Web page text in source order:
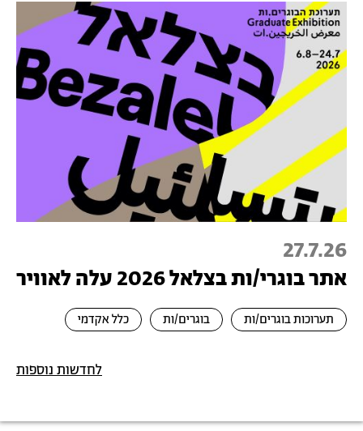
27.7.26
אתר בוגרי/ות בצלאל 2026 עלה לאוויר
תערוכות בוגרים/ות בוגרים/ות כלל אקדמי
לחדשות נוספות